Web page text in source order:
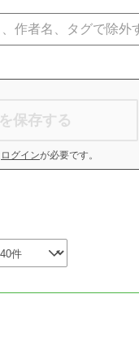
保存する
ログインが必要です。